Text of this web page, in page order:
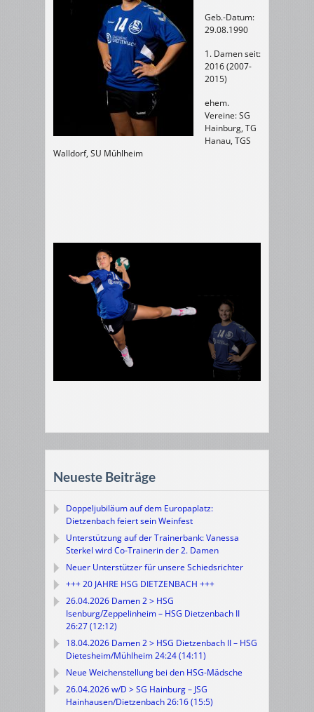
Geb.-Datum:
29.08.1990
1. Damen seit:
2016 (2007-
2015)
ehem.
Vereine: SG
Hainburg, TG
Hanau, TGS
Walldorf, SU Mühlheim
Neueste Beiträge
Doppeljubiläum auf dem Europaplatz:
Dietzenbach feiert sein Weinfest
Unterstützung auf der Trainerbank: Vanessa
Sterkel wird Co-Trainerin der 2. Damen
Neuer Unterstützer für unsere Schiedsrichter
+++ 20 JAHRE HSG DIETZENBACH +++
26.04.2026 Damen 2 > HSG
Isenburg/Zeppelinheim – HSG Dietzenbach II
26:27 (12:12)
18.04.2026 Damen 2 > HSG Dietzenbach II – HSG
Dietesheim/Mühlheim 24:24 (14:11)
Neue Weichenstellung bei den HSG-Mädsche
26.04.2026 w/D > SG Hainburg – JSG
Hainhausen/Dietzenbach 26:16 (15:5)